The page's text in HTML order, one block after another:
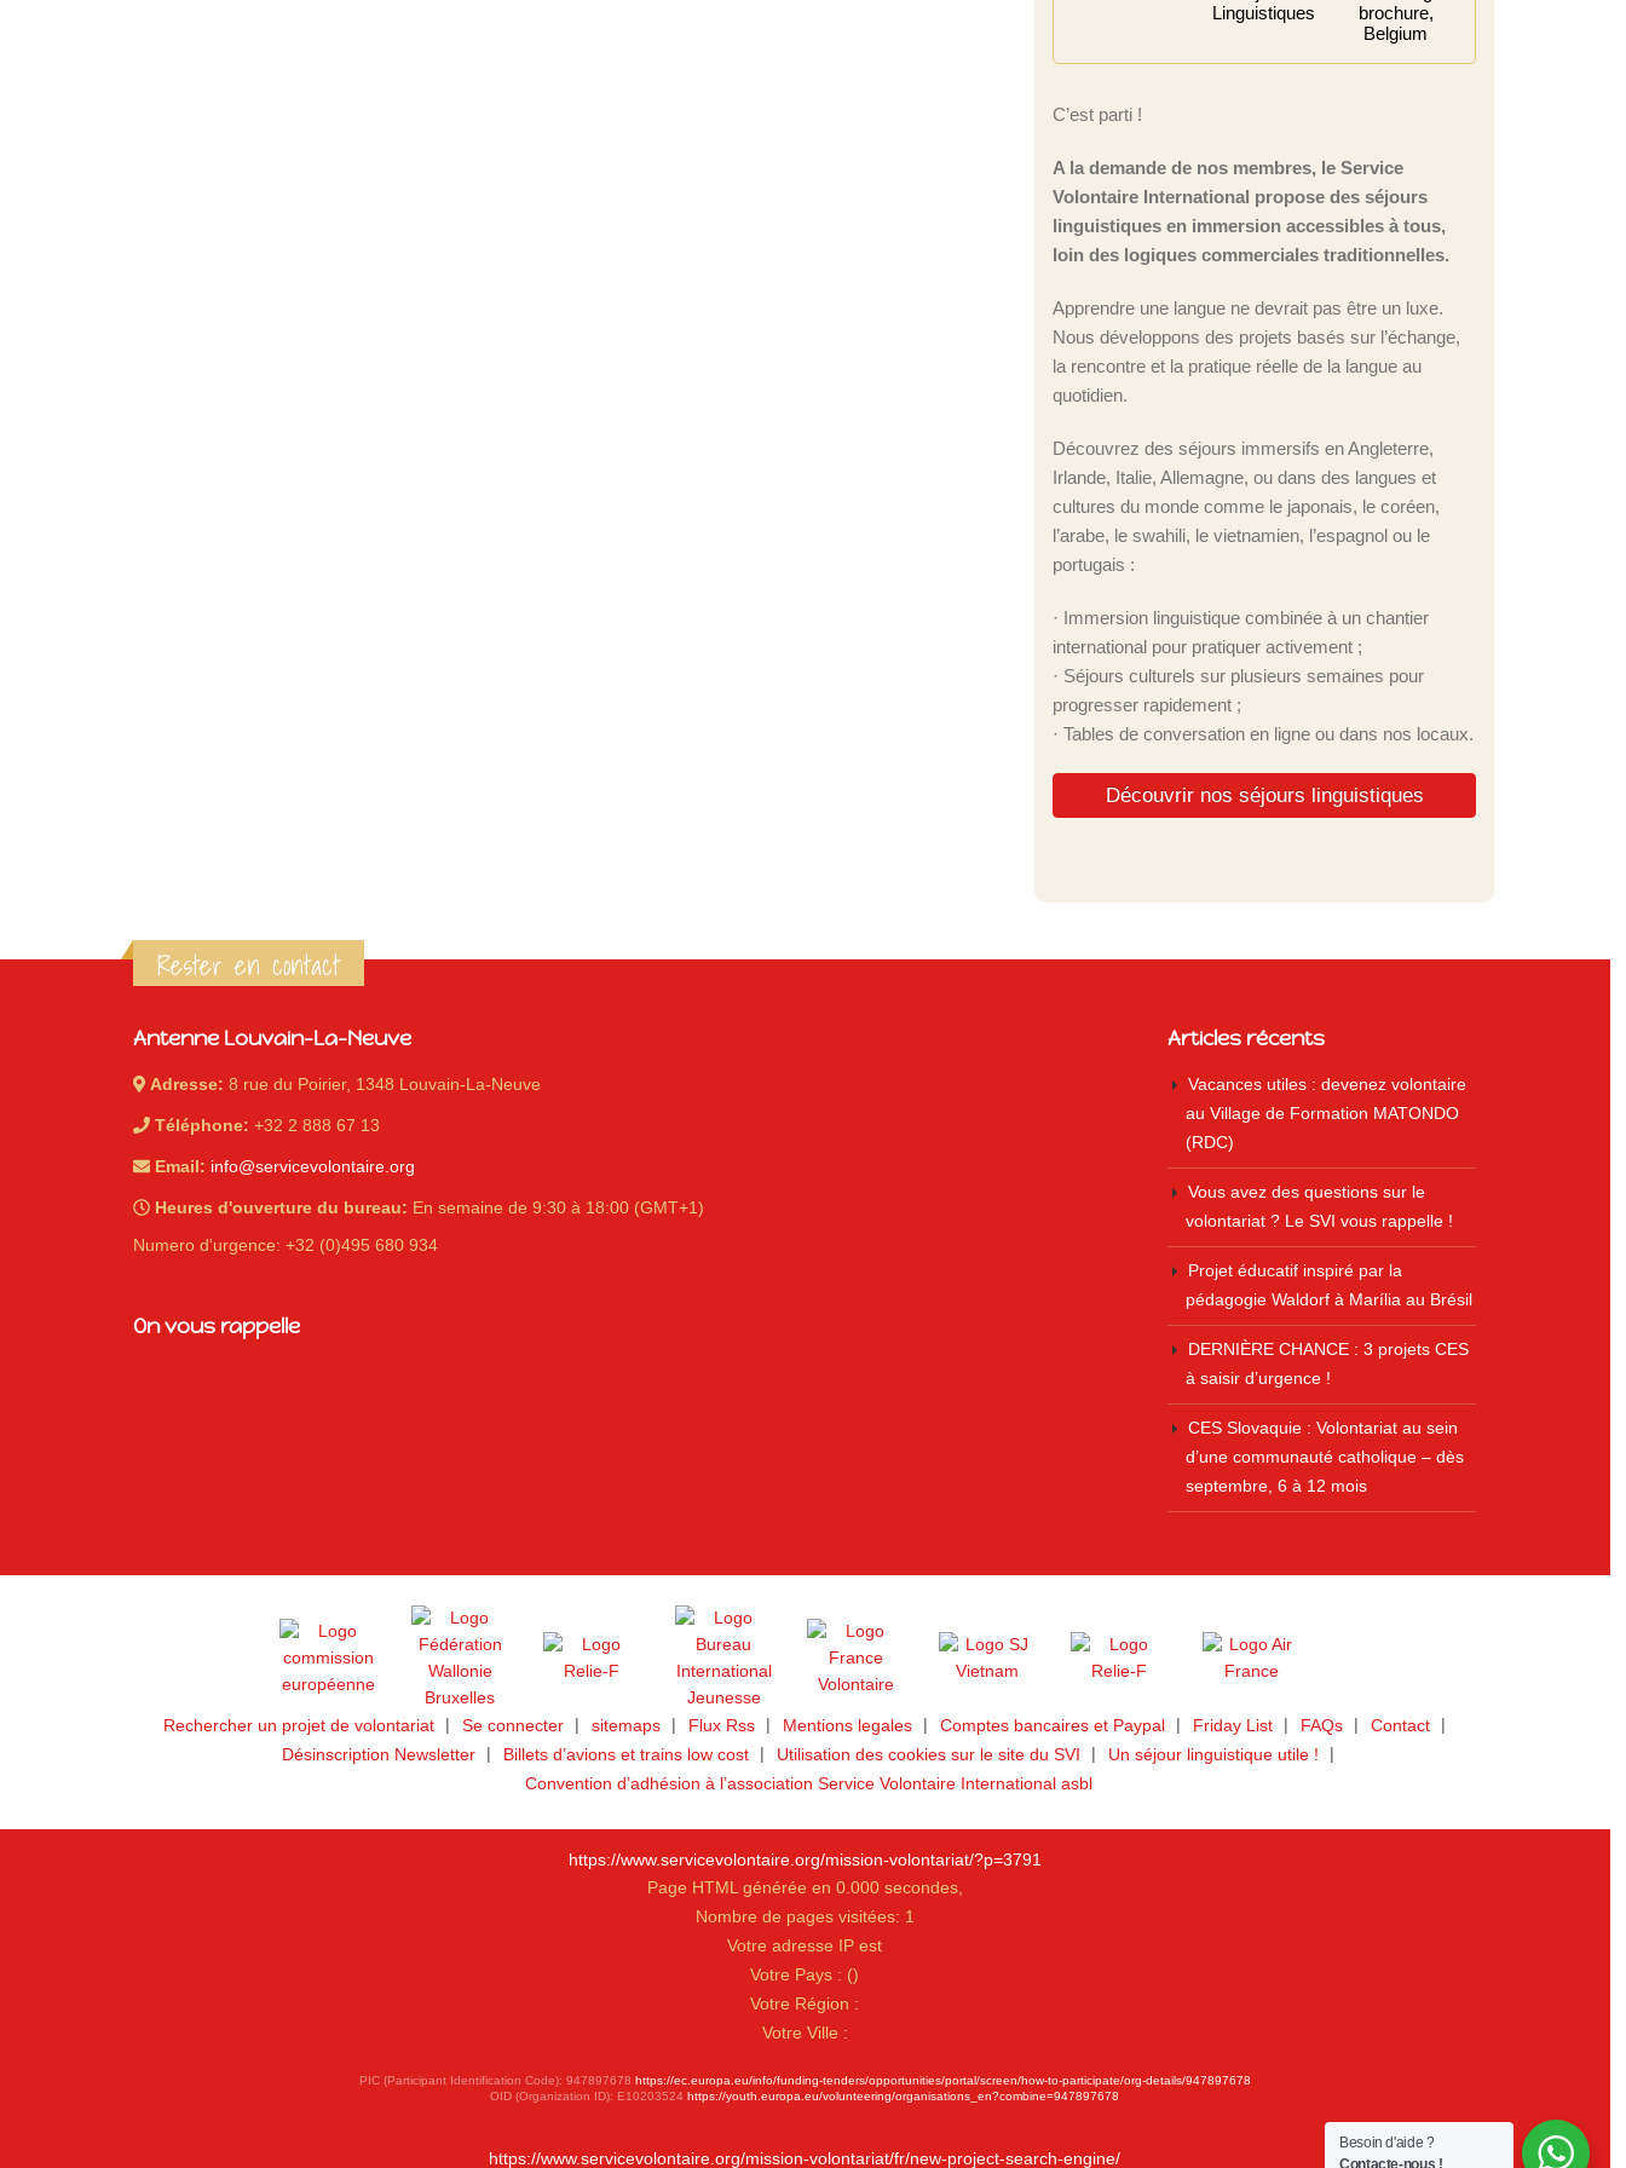
Linguistiques
brochure,
Belgium
C’est parti !
A la demande de nos membres, le Service
Volontaire International propose des séjours
linguistiques en immersion accessibles à tous,
loin des logiques commerciales traditionnelles.
Apprendre une langue ne devrait pas être un luxe.
Nous développons des projets basés sur l’échange,
la rencontre et la pratique réelle de la langue au
quotidien.
Découvrez des séjours immersifs en Angleterre,
Irlande, Italie, Allemagne, ou dans des langues et
cultures du monde comme le japonais, le coréen,
l’arabe, le swahili, le vietnamien, l’espagnol ou le
portugais :
· Immersion linguistique combinée à un chantier
international pour pratiquer activement ;
· Séjours culturels sur plusieurs semaines pour
progresser rapidement ;
· Tables de conversation en ligne ou dans nos locaux.
Découvrir nos séjours linguistiques
Rester en contact
Antenne Louvain-La-Neuve
Adresse: 8 rue du Poirier, 1348 Louvain-La-Neuve
Téléphone: +32 2 888 67 13
Email: info@servicevolontaire.org
Heures d'ouverture du bureau: En semaine de 9:30 à 18:00 (GMT+1)
Numero d'urgence: +32 (0)495 680 934
On vous rappelle
Articles récents
Vacances utiles : devenez volontaire
au Village de Formation MATONDO
(RDC)
Vous avez des questions sur le
volontariat ? Le SVI vous rappelle !
Projet éducatif inspiré par la
pédagogie Waldorf à Marília au Brésil
DERNIÈRE CHANCE : 3 projets CES
à saisir d’urgence !
CES Slovaquie : Volontariat au sein
d’une communauté catholique – dès
septembre, 6 à 12 mois
Rechercher un projet de volontariat Se connecter sitemaps Flux Rss Mentions legales Comptes bancaires et Paypal Friday List FAQs
Contact
Désinscription Newsletter
Billets d’avions et trains low cost Utilisation des cookies sur le site du SVI
Un séjour linguistique utile !
Convention d’adhésion à l’association Service Volontaire International asbl
https://www.servicevolontaire.org/mission-volontariat/?p=3791
Page HTML générée en 0.000 secondes,
Nombre de pages visitées: 1
Votre adresse IP est
Votre Pays : ()
Votre Région :
Votre Ville :
PIC (Participant Identification Code): 947897678 https://ec.europa.eu/info/funding-tenders/opportunities/portal/screen/how-to-participate/org-details/947897678
OID (Organization ID): E10203524https://youth.europa.eu/volunteering/organisations_en?combine=947897678
https://www.servicevolontaire.org/mission-volontariat/fr/new-project-search-engine/
Besoin d'aide ?
Contacte-nous !